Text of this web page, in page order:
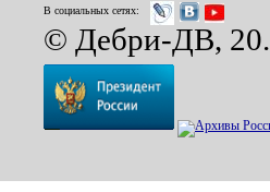
В социальных сетях:
© Дебри-ДВ,